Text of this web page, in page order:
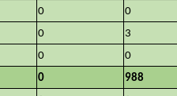
0
0
0
3
0
0
0
988